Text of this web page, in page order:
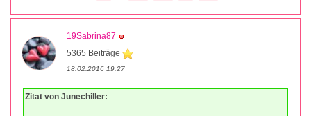
19Sabrina87
5365 Beiträge
18.02.2016 19:27
Zitat von Junechiller: